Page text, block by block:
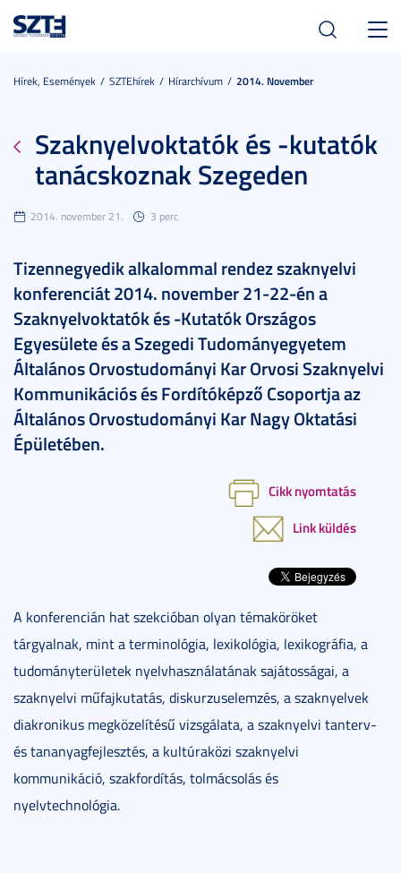
Hírek, Események SZTEhírek Hírarchívum 2014. November
Szaknyelvoktatók és -kutatók
tanácskoznak Szegeden
2014. november 21. 3 perc
Tizennegyedik alkalommal rendez szaknyelvi
konferenciát 2014. november 21-22-én a
Szaknyelvoktatók és -Kutatók Országos
Egyesülete és a Szegedi Tudományegyetem
Általános Orvostudományi Kar Orvosi Szaknyelvi
Kommunikációs és Fordítóképző Csoportja az
Általános Orvostudományi Kar Nagy Oktatási
Épületében.
Cikk nyomtatás
Link küldés
A konferencián hat szekcióban olyan témaköröket
tárgyalnak, mint a terminológia, lexikológia, lexikográfia, a
tudományterületek nyelvhasználatának sajátosságai, a
szaknyelvi műfajkutatás, diskurzuselemzés, a szaknyelvek
diakronikus megközelítésű vizsgálata, a szaknyelvi tanterv-
és tananyagfejlesztés, a kultúraközi szaknyelvi
kommunikáció, szakfordítás, tolmácsolás és
nyelvtechnológia.